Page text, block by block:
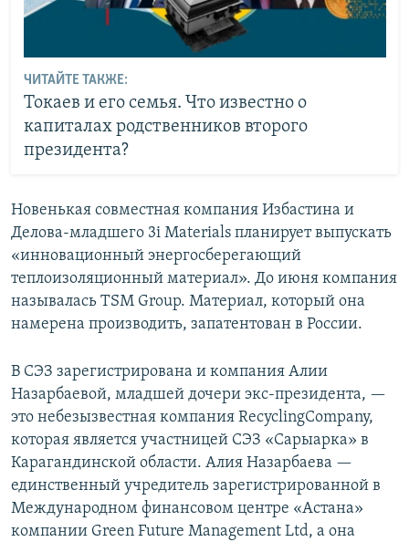
ЧИТАЙТЕ ТАКЖЕ:
Токаев и его семья. Что известно о
капиталах родственников второго
президента?
Новенькая совместная компания Избастина и
Делова-младшего 3i Materials планирует выпускать
«инновационный энергосберегающий
теплоизоляционный материал». До июня компания
называлась TSM Group. Материал, который она
намерена производить, запатентован в России.
В СЭЗ зарегистрирована и компания Алии
Назарбаевой, младшей дочери экс-президента, —
это небезызвестная компания RecyclingCompany,
которая является участницей СЭЗ «Сарыарка» в
Карагандинской области. Алия Назарбаева —
единственный учредитель зарегистрированной в
Международном финансовом центре «Астана»
компании Green Future Management Ltd, а она